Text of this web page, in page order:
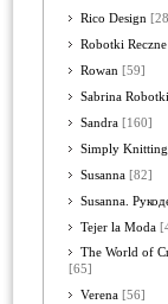
Rico Design
Robotki Reczne
Rowan [59]
Sabrina Robotki
Sandra [160]
Simply Knitting
Susanna [82]
Susanna.
Tejer la Moda
The World of
[65]
Verena [56]